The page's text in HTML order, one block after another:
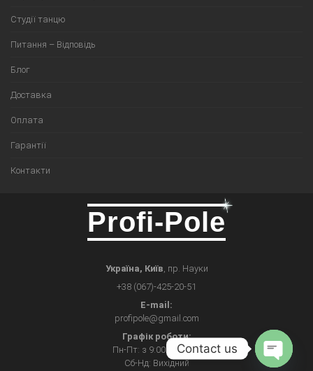
Студії танцю
Питання – Відповідь
Блог
Доставка
Оплата
Гарантії
Контакти
Profi-Pole
Україна, Київ, пр. Науки
+38 (067)-425-20-51
E-mail:
profipole@gmail.com
Графік роботи:
Пн-Пт: з 9:00 до 17:00
Сб-Нд: Вихідний
Contact us